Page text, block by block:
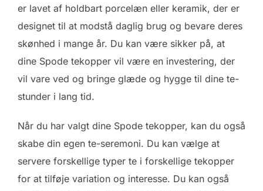
er lavet af holdbart porcelæn eller keramik, der er
designet til at modstå daglig brug og bevare deres
skønhed i mange år. Du kan være sikker på, at
dine Spode tekopper vil være en investering, der
vil vare ved og bringe glæde og hygge til dine te-
stunder i lang tid.
Når du har valgt dine Spode tekopper, kan du også
skabe din egen te-seremoni. Du kan vælge at
servere forskellige typer te i forskellige tekopper
for at tilføje variation og interesse. Du kan også